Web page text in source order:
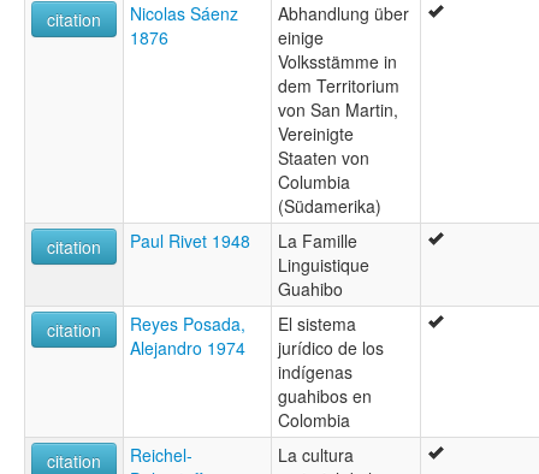
citation
Nicolas Sáenz
1876
Abhandlung über
einige
Volksstämme in
dem Territorium
von San Martin,
Vereinigte
Staaten von
Columbia
(Südamerika)
citation
Paul Rivet 1948
La Famille
Linguistique
Guahibo
citation
Reyes Posada,
Alejandro 1974
El sistema
jurídico de los
indígenas
guahibos en
Colombia
citation
Reichel-
La cultura